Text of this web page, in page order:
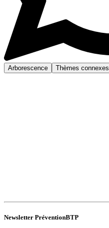
Arborescence Thèmes connexes
Newsletter PréventionBTP